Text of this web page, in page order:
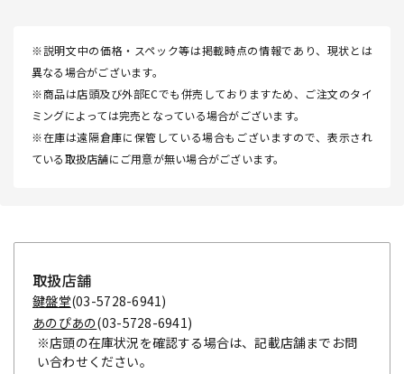
※説明文中の価格・スペック等は掲載時点の情報であり、現状とは
異なる場合がございます。
※商品は店頭及び外部ECでも併売しておりますため、ご注文のタイ
ミングによっては完売となっている場合がございます。
※在庫は遠隔倉庫に保管している場合もございますので、表示され
ている取扱店舗にご用意が無い場合がございます。
取扱店舗
鍵盤堂(03-5728-6941)
あのぴあの(03-5728-6941)
※店頭の在庫状況を確認する場合は、記載店舗までお問
い合わせください。